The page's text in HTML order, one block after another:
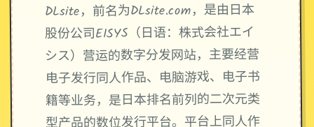
DLsite，前名为DLsite.com，是由日本
股份公司EISYS（日语：株式会社エイ
シス）营运的数字分发网站，主要经营
电子发行同人作品、电脑游戏、电子书
籍等业务，是日本排名前列的二次元类